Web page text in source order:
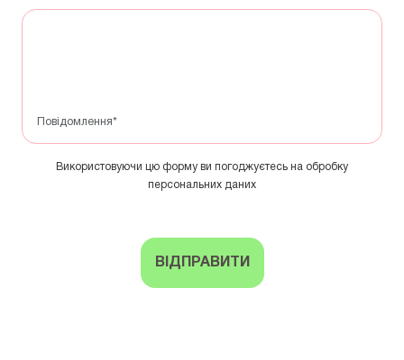
Використовуючи цю форму ви погоджуєтесь на обробку
персональних даних
ВІДПРАВИТИ